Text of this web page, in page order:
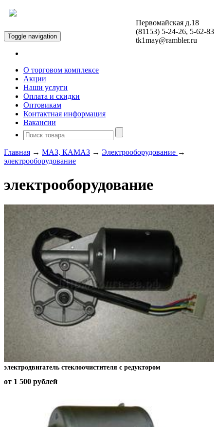
Первомайская д.18
(81153) 5-24-26, 5-62-83
tk1may@rambler.ru
Toggle navigation
О торговом комплексе
Акции
Наши услуги
Оплата и скидки
Оптовикам
Контактная информация
Вакансии
Главная → МАЗ, КАМАЗ → Электрооборудование →
электрооборудование
электрооборудование
электродвигатель стеклоочистителя с редуктором
от 1 500 рублей